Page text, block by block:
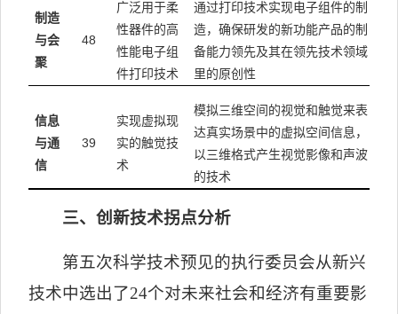
制造
与会
聚
48
广泛用于柔
性器件的高
性能电子组
件打印技术
通过打印技术实现电子组件的制
造，确保研发的新功能产品的制
备能力领先及其在领先技术领域
里的原创性
信息
与通
信
39
实现虚拟现
实的触觉技
术
模拟三维空间的视觉和触觉来表
达真实场景中的虚拟空间信息，
以三维格式产生视觉影像和声波
的技术
三、创新技术拐点分析
第五次科学技术预见的执行委员会从新兴
技术中选出了24个对未来社会和经济有重要影